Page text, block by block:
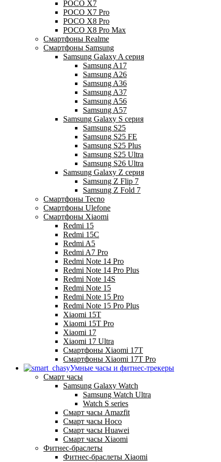
POCO X7
POCO X7 Pro
POCO X8 Pro
POCO X8 Pro Max
Смартфоны Realme
Смартфоны Samsung
Samsung Galaxy A серия
Samsung A17
Samsung A26
Samsung A36
Samsung A37
Samsung A56
Samsung A57
Samsung Galaxy S серия
Samsung S25
Samsung S25 FE
Samsung S25 Plus
Samsung S25 Ultra
Samsung S26 Ultra
Samsung Galaxy Z серия
Samsung Z Flip 7
Samsung Z Fold 7
Смартфоны Tecno
Смартфоны Ulefone
Смартфоны Xiaomi
Redmi 15
Redmi 15C
Redmi A5
Redmi A7 Pro
Redmi Note 14 Pro
Redmi Note 14 Pro Plus
Redmi Note 14S
Redmi Note 15
Redmi Note 15 Pro
Redmi Note 15 Pro Plus
Xiaomi 15T
Xiaomi 15T Pro
Xiaomi 17
Xiaomi 17 Ultra
Смартфоны Xiaomi 17Т
Смартфоны Xiaomi 17Т Pro
Умные часы и фитнес-трекеры
Смарт часы
Samsung Galaxy Watch
Samsung Watch Ultra
Watch S series
Смарт часы Amazfit
Смарт часы Hoco
Смарт часы Huawei
Смарт часы Xiaomi
Фитнес-браслеты
Фитнес-браслеты Xiaomi